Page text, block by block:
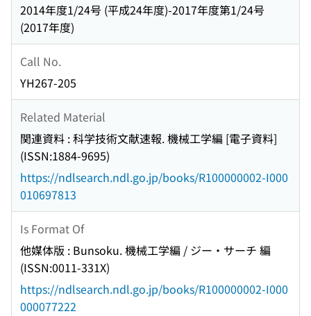
2014年度1/24号 (平成24年度)-2017年度第1/24号
(2017年度)
Call No.
YH267-205
Related Material
関連資料 : 科学技術文献速報. 機械工学編 [電子資料]
(ISSN:1884-9695)
https://ndlsearch.ndl.go.jp/books/R100000002-I000
010697813
Is Format Of
他媒体版 : Bunsoku. 機械工学編 / ジー・サーチ 編
(ISSN:0011-331X)
https://ndlsearch.ndl.go.jp/books/R100000002-I000
000077222